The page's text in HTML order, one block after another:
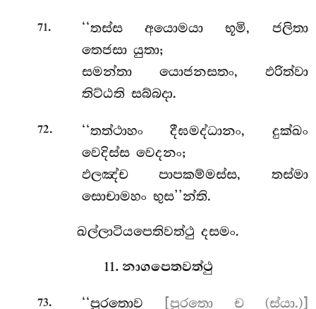
71. ‘‘තස්සඅයොමයා භූමි, ජලිතා
තෙජසා යුතා;
සමන්තා යොජනසතං, ඵරිත්වා
තිට්ඨති සබ්බදා.
72.
‘‘තත්ථාහං දීඝමද්ධානං, දුක්ඛං
වෙදිස්ස වෙදනං;
ඵලඤ්ච පාපකම්මස්ස, තස්මා
සොචාමහං භුස’’න්ති.
ඛල්ලාටියපෙතිවත්ථු දසමං.
11. නාගපෙතවත්ථු
73. ‘‘පුරතොව
[පුරතො ච (ස්යා.)]